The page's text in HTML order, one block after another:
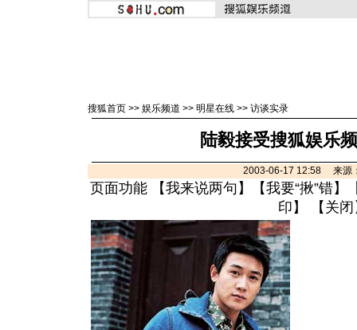
搜狐首页 >> 娱乐频道 >> 明星在线 >> 访谈实录
陆毅接受搜狐娱乐
2003-06-17 12:58 来源
页面功能 【我来说两句 】【我要“揪”错】
印 】 【 关闭